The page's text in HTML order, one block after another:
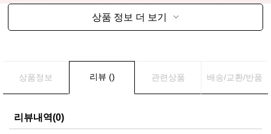
상품 정보 더 보기
상품정보 리뷰 () 관련상품 배송/교환/반품
리뷰내역(0)